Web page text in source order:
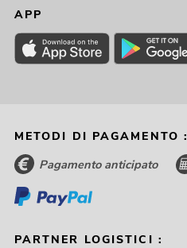
APP
METODI DI PAGAMENTO :
Pagamento anticipato
PARTNER LOGISTICI :